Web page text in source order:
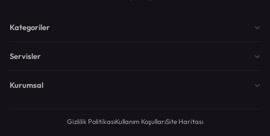
Kategoriler
Servisler
Kurumsal
Gizlilik PolitikasıKullanım KoşullarıSite Haritası